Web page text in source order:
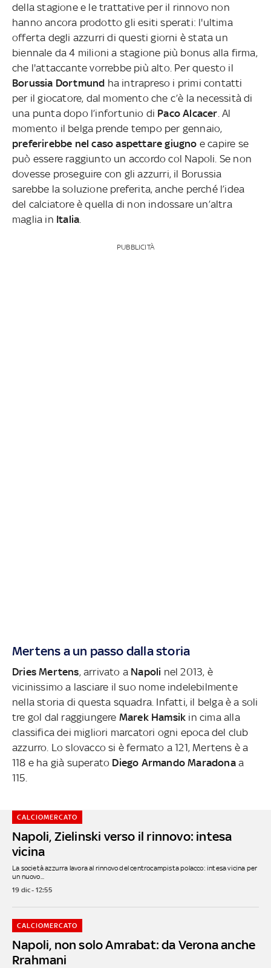
della stagione e le trattative per il rinnovo non
hanno ancora prodotto gli esiti sperati: l'ultima
offerta degli azzurri di questi giorni è stata un
biennale da 4 milioni a stagione più bonus alla firma,
che l'attaccante vorrebbe più alto. Per questo il
Borussia Dortmund ha intrapreso i primi contatti
per il giocatore, dal momento che c’è la necessità di
una punta dopo l’infortunio di Paco Alcacer . Al
momento il belga prende tempo per gennaio,
preferirebbe nel caso aspettare giugno e capire se
può essere raggiunto un accordo col Napoli. Se non
dovesse proseguire con gli azzurri, il Borussia
sarebbe la soluzione preferita, anche perché l’idea
del calciatore è quella di non indossare un’altra
maglia in Italia
PUBBLICITÀ
Mertens a un passo dalla storia
Dries Mertens, arrivato a Napoli nel 2013, è
vicinissimo a lasciare il suo nome indelebilmente
nella storia di questa squadra. Infatti, il belga è a soli
tre gol dal raggiungere Marek Hamsik in cima alla
classifica dei migliori marcatori ogni epoca del club
azzurro. Lo slovacco si è fermato a 121, Mertens è a
118 e ha già superato Diego Armando Maradonaa
115.
Napoli, Zielinski verso il rinnovo: intesa
vicina
CALCIOMERCATO
La società azzurra lavora al rinnovo del centrocampista polacco: intesa vicina per
un nuovo...
19 dic - 12:55
Napoli, non solo Amrabat: da Verona anche
Rrahmani
CALCIOMERCATO